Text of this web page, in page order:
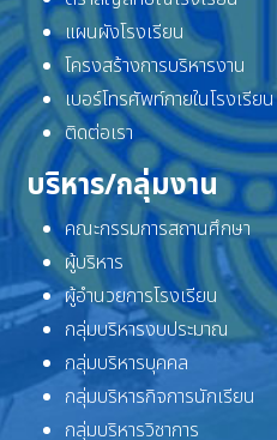
แผนผังโรงเรียน
โครงสร้างการบริหารงาน
เบอร์โทรศัพท์ภายในโรงเรียน
ติดต่อเรา
บริหาร/กลุ่มงาน
คณะกรรมการสถานศึกษา
ผู้บริหาร
ผู้อำนวยการโรงเรียน
กลุ่มบริหารงบประมาณ
กลุ่มบริหารบุคคล
กลุ่มบริหารกิจการนักเรียน
กลุ่มบริหารวิชาการ